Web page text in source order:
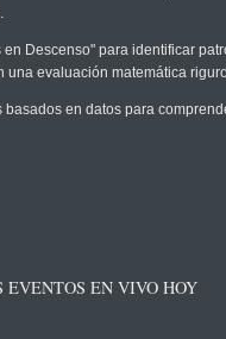
.
Descenso" para identificar
evaluación matemática
en datos para
EVENTOS EN VIVO HOY